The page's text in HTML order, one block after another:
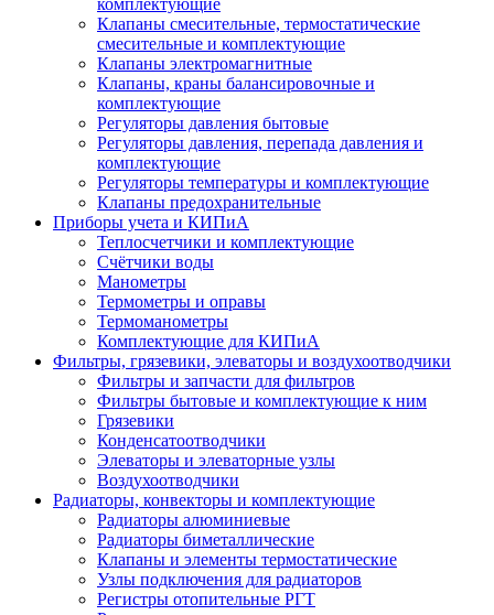
комплектующие
Клапаны смесительные, термостатические
смесительные и комплектующие
Клапаны электромагнитные
Клапаны, краны балансировочные и
комплектующие
Регуляторы давления бытовые
Регуляторы давления, перепада давления и
комплектующие
Регуляторы температуры и комплектующие
Клапаны предохранительные
Приборы учета и КИПиА
Теплосчетчики и комплектующие
Счётчики воды
Манометры
Термометры и оправы
Термоманометры
Комплектующие для КИПиА
Фильтры, грязевики, элеваторы и воздухоотводчики
Фильтры и запчасти для фильтров
Фильтры бытовые и комплектующие к ним
Грязевики
Конденсатоотводчики
Элеваторы и элеваторные узлы
Воздухоотводчики
Радиаторы, конвекторы и комплектующие
Радиаторы алюминиевые
Радиаторы биметаллические
Клапаны и элементы термостатические
Узлы подключения для радиаторов
Регистры отопительные РГТ